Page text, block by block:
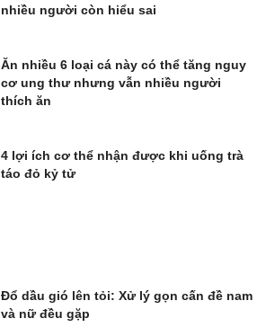
nhiều người còn hiểu sai
Ăn nhiều 6 loại cá này có thể tăng nguy
cơ ung thư nhưng vẫn nhiều người
thích ăn
4 lợi ích cơ thể nhận được khi uống trà
táo đỏ kỷ tử
Đổ dầu gió lên tỏi: Xử lý gọn cấn đề nam
và nữ đều gặp